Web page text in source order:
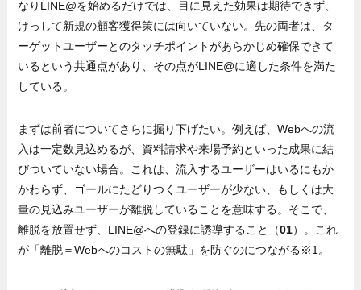
なりLINE@を始めるだけでは、目に見えた効果は期待できず、
けっして新規の顧客獲得策には向いていない。先の両者は、タ
ーゲットユーザーとのタッチポイントがあらかじめ確保できて
いるという共通点があり、その点がLINE@に適した条件を満た
している。
まずは前者についてさらに掘り下げたい。例えば、Webへの流
入は一定数見込めるが、資料請求や来場予約といった成果に結
びついていない場合。これは、流入するユーザーはいるにもか
かわらず、ゴールにたどりつくユーザーが少ない、もしくは大
量の見込みユーザーが離脱していることを意味する。そこで、
離脱を放置せず、LINE@への登録に誘導すること（01）。これ
が「離脱＝Webへのコストの無駄」を防ぐのにつながる※1。